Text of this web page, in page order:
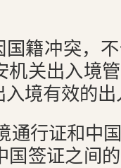
籍冲突，
机关出入境
境有效的
通行证和中
国签证之间